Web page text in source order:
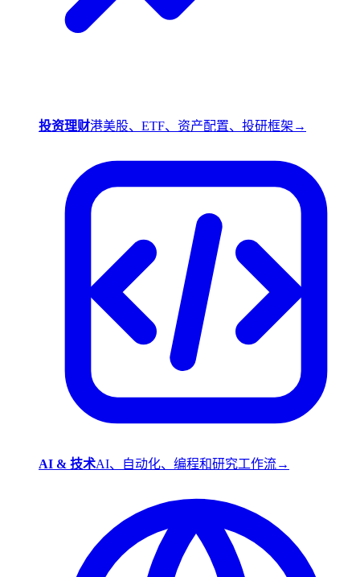
投资理财港美股、ETF、资产配置、投研框架 →
AI & 技术AI、自动化、编程和研究工作流→